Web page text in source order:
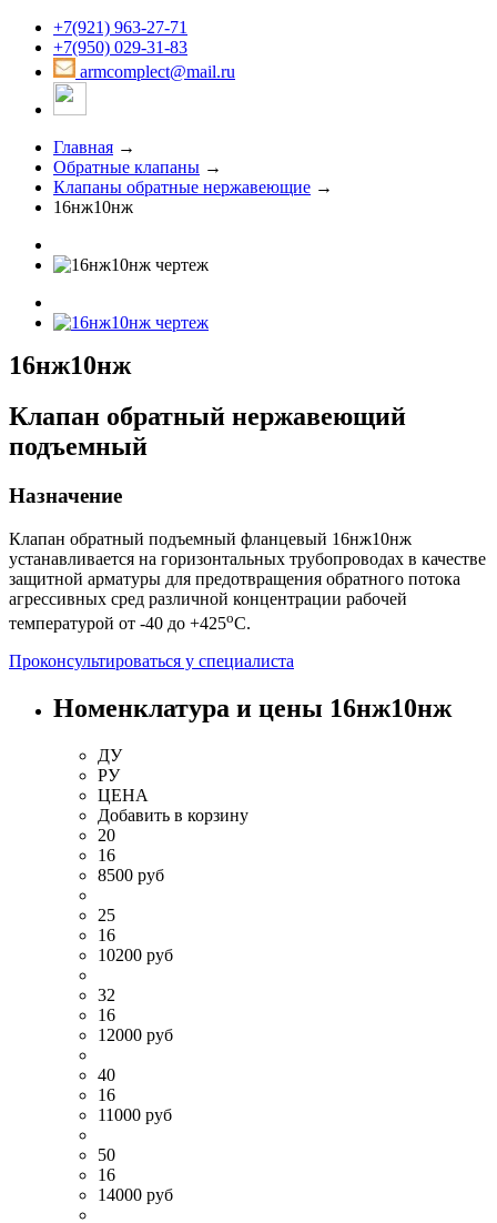
+7(921) 963-27-71
+7(950) 029-31-83
armcomplect@mail.ru
Главная →
Обратные клапаны →
Клапаны обратные нержавеющие →
16нж10нж
16нж10нж
Клапан обратный нержавеющий
подъемный
Назначение
Клапан обратный подъемный фланцевый 16нж10нж
устанавливается на горизонтальных трубопроводах в качестве
защитной арматуры для предотвращения обратного потока
агрессивных сред различной концентрации рабочей
температурой от -40 до +425оС.
Проконсультироваться у специалиста
Номенклатура и цены 16нж10нж
ДУ
РУ
ЦЕНА
Добавить в корзину
20
16
8500 руб
25
16
10200 руб
32
16
12000 руб
40
16
11000 руб
50
16
14000 руб